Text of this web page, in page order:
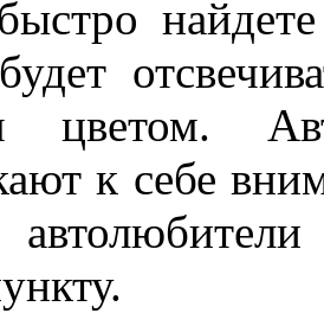
цветом.
к себе